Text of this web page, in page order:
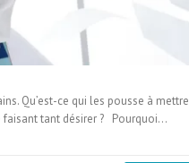
Qu’est-ce qui les pousse à mettre
faisant tant désirer ? Pourquoi…